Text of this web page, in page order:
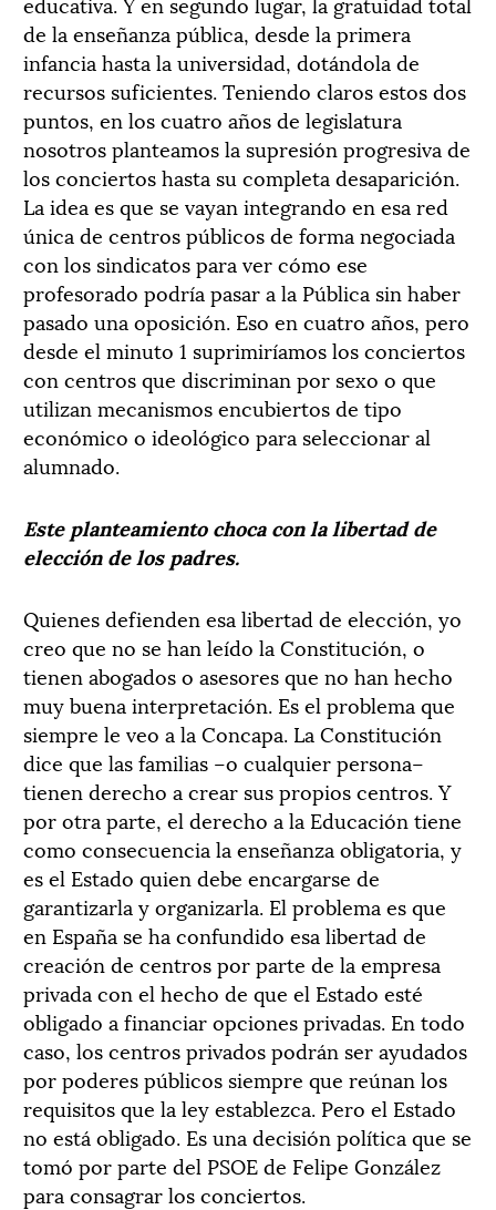
de la enseñanza pública, desde la primera
infancia hasta la universidad, dotándola de
recursos suficientes. Teniendo claros estos dos
puntos, en los cuatro años de legislatura
nosotros planteamos la supresión progresiva de
los conciertos hasta su completa desaparición.
La idea es que se vayan integrando en esa red
única de centros públicos de forma negociada
con los sindicatos para ver cómo ese
profesorado podría pasar a la Pública sin haber
pasado una oposición. Eso en cuatro años, pero
desde el minuto 1 suprimiríamos los conciertos
con centros que discriminan por sexo o que
utilizan mecanismos encubiertos de tipo
económico o ideológico para seleccionar al
alumnado.
Este planteamiento choca con la libertad de
elección de los padres.
Quienes defienden esa libertad de elección, yo
creo que no se han leído la Constitución, o
tienen abogados o asesores que no han hecho
muy buena interpretación. Es el problema que
siempre le veo a la Concapa. La Constitución
dice que las familias –o cualquier persona–
tienen derecho a crear sus propios centros. Y
por otra parte, el derecho a la Educación tiene
como consecuencia la enseñanza obligatoria, y
es el Estado quien debe encargarse de
garantizarla y organizarla. El problema es que
en España se ha confundido esa libertad de
creación de centros por parte de la empresa
privada con el hecho de que el Estado esté
obligado a financiar opciones privadas. En todo
caso, los centros privados podrán ser ayudados
por poderes públicos siempre que reúnan los
requisitos que la ley establezca. Pero el Estado
no está obligado. Es una decisión política que se
tomó por parte del PSOE de Felipe González
para consagrar los conciertos.